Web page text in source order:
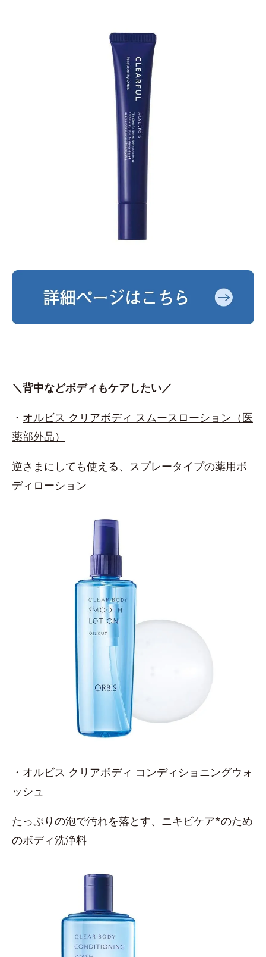
＼背中などボディもケアしたい／
・ オルビス クリアボディ スムースローション（医
薬部外品）
逆さまにしても使える、スプレータイプの薬用ボ
ディローション
・ オルビス クリアボディ コンディショニングウォ
ッシュ
たっぷりの泡で汚れを落とす、ニキビケア*のため
のボディ洗浄料